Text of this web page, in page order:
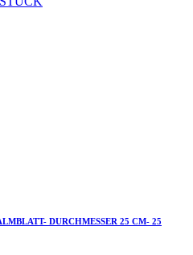
DURCHMESSER 25 CM- 25